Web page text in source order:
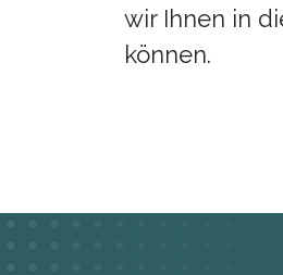
wir Ihnen in
können.